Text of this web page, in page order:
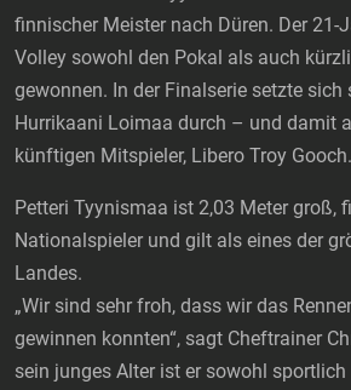
finnischer Meister nach Düren. Der 21-
Volley sowohl den Pokal als auch
gewonnen. In der Finalserie setzte sich
Hurrikaani Loimaa durch – und damit
künftigen Mitspieler, Libero Troy Gooch.
Petteri Tyynismaa ist 2,03 Meter groß,
Nationalspieler und gilt als eines der
Landes.
„Wir sind sehr froh, dass wir das
gewinnen konnten“, sagt Cheftrainer
sein junges Alter ist er sowohl